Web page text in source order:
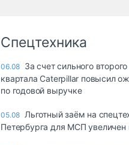
Спецтехника
06.08 За счет сильного второго
квартала Caterpillar повысил
по годовой выручке
05.08 Льготный заём на
Петербурга для МСП увеличен